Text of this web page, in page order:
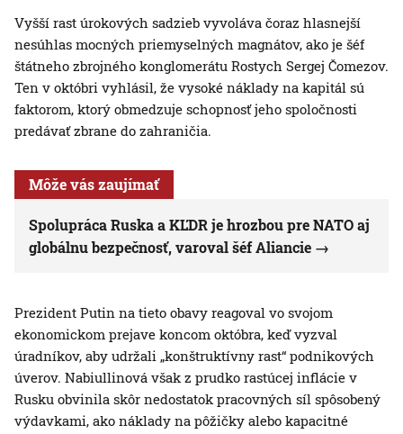
Vyšší rast úrokových sadzieb vyvoláva čoraz hlasnejší
nesúhlas mocných priemyselných magnátov, ako je šéf
štátneho zbrojného konglomerátu Rostych Sergej Čomezov.
Ten v októbri vyhlásil, že vysoké náklady na kapitál sú
faktorom, ktorý obmedzuje schopnosť jeho spoločnosti
predávať zbrane do zahraničia.
Môže vás zaujímať
Spolupráca Ruska a KĽDR je hrozbou pre NATO aj
globálnu bezpečnosť, varoval šéf Aliancie
Prezident Putin na tieto obavy reagoval vo svojom
ekonomickom prejave koncom októbra, keď vyzval
úradníkov, aby udržali „konštruktívny rast“ podnikových
úverov. Nabiullinová však z prudko rastúcej inflácie v
Rusku obvinila skôr nedostatok pracovných síl spôsobený
výdavkami, ako náklady na pôžičky alebo kapacitné